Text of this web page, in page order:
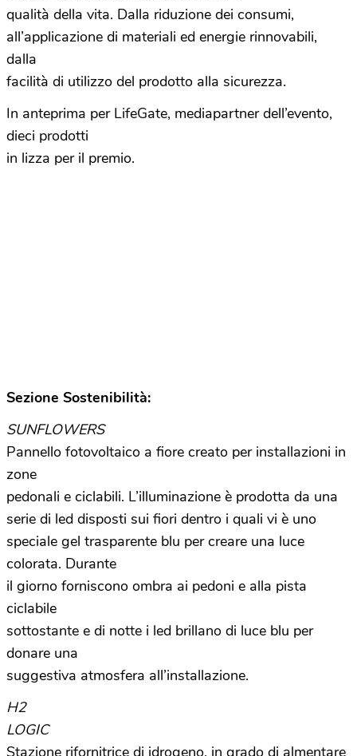
qualità della vita. Dalla riduzione dei consumi,
all’applicazione di materiali ed energie rinnovabili,
dalla
facilità di utilizzo del prodotto alla sicurezza.
In anteprima per LifeGate, mediapartner dell’evento,
dieci prodotti
in lizza per il premio.
Sezione Sostenibilità:
SUNFLOWERS
Pannello fotovoltaico a fiore creato per installazioni in
zone
pedonali e ciclabili. L’illuminazione è prodotta da una
serie di led disposti sui fiori dentro i quali vi è uno
speciale gel trasparente blu per creare una luce
colorata. Durante
il giorno forniscono ombra ai pedoni e alla pista
ciclabile
sottostante e di notte i led brillano di luce blu per
donare una
suggestiva atmosfera all’installazione.
H2
LOGIC
Stazione rifornitrice di idrogeno, in grado di almentare